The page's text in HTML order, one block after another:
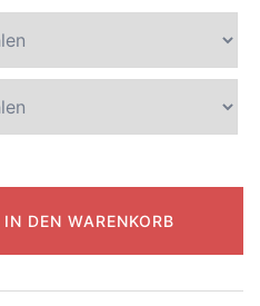
IN DEN WARENKORB